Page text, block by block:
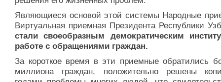
Являющиеся основой этой системы Народные
Виртуальная приемная Президента Республики
стали своеобразным демократическим
работе с обращениями граждан.
За короткое время в эти приемные обратились
миллиона граждан, положительно решены